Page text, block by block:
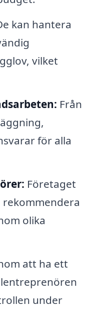
kan hantera
vilket
Från
för alla
Företaget
olika
att ha ett
under